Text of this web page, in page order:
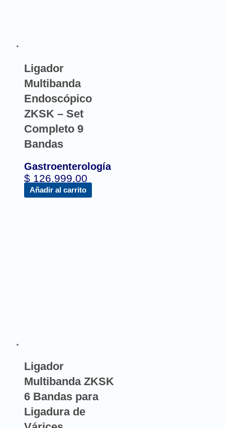
Ligador
Multibanda
Endoscópico
ZKSK – Set
Completo 9
Bandas
Gastroenterología
$ 126.999,00
Añadir al carrito
Ligador
Multibanda ZKSK
6 Bandas para
Ligadura de